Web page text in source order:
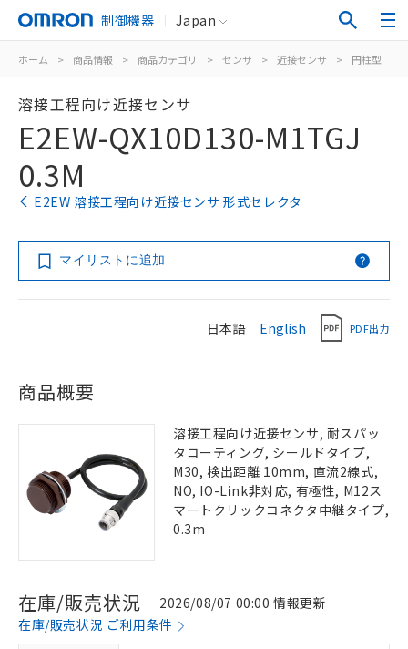
制御機器 Japan
ホーム > 商品情報 > 商品カテゴリ > センサ > 近接センサ > 円柱型
溶接工程向け近接センサ
E2EW-QX10D130-M1TGJ
0.3M
E2EW 溶接工程向け近接センサ 形式セレクタ
マイリストに追加
日本語 English PDF出力
商品概要
溶接工程向け近接センサ, 耐スパッ
タコーティング, シールドタイプ,
M30, 検出距離 10mm, 直流2線式,
NO, IO-Link非対応, 有極性, M12ス
マートクリックコネクタ中継タイプ,
0.3m
在庫/販売状況
2026/08/07 00:00 情報更新
在庫/販売状況 ご利用条件